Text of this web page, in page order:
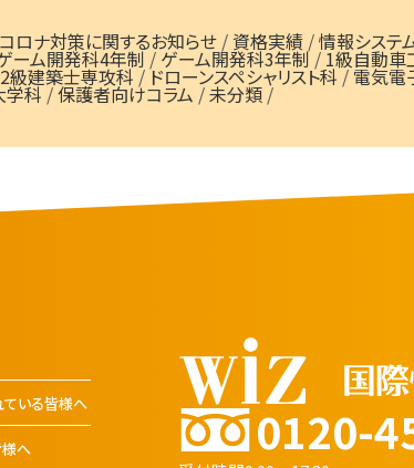
コロナ対策に関するお知らせ / 資格実績 /情報システ
ーム開発科4年制/ゲーム開発科3年制/1級自動車
級建築士専攻科/ドローンスペシャリスト科/電気電
学科/保護者向けコラム /未分類/
いる皆様へ
へ 0120-